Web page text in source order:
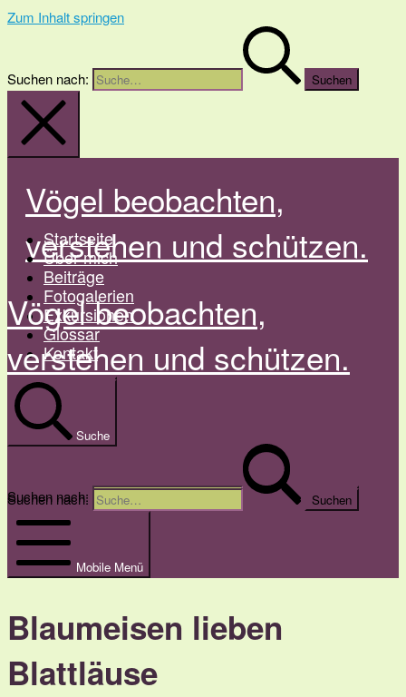
Zum Inhalt springen
Suchen nach:
Vögel beobachten,
verstehen und schützen.
Startseite
Über mich
Beiträge
Fotogalerien
Exkursionen
Glossar
Kontakt
Suche
Suchen nach:
Vögel beobachten,
verstehen und schützen.
Suche
Suchen nach:
Mobile Menü
Blaumeisen lieben
Blattläuse